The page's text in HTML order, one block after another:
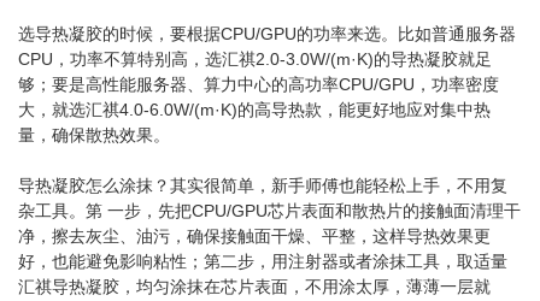
选导热凝胶的时候，要根据CPU/GPU的功率来选。比如普通服务器
CPU，功率不算特别高，选汇祺2.0-3.0W/(m·K)的导热凝胶就足
够；要是高性能服务器、算力中心的高功率CPU/GPU，功率密度
大，就选汇祺4.0-6.0W/(m·K)的高导热款，能更好地应对集中热
量，确保散热效果。
导热凝胶怎么涂抹？其实很简单，新手师傅也能轻松上手，不用复
杂工具。第 一步，先把CPU/GPU芯片表面和散热片的接触面清理干
净，擦去灰尘、油污，确保接触面干燥、平整，这样导热效果更
好，也能避免影响粘性；第二步，用注射器或者涂抹工具，取适量
汇祺导热凝胶，均匀涂抹在芯片表面，不用涂太厚，薄薄一层就